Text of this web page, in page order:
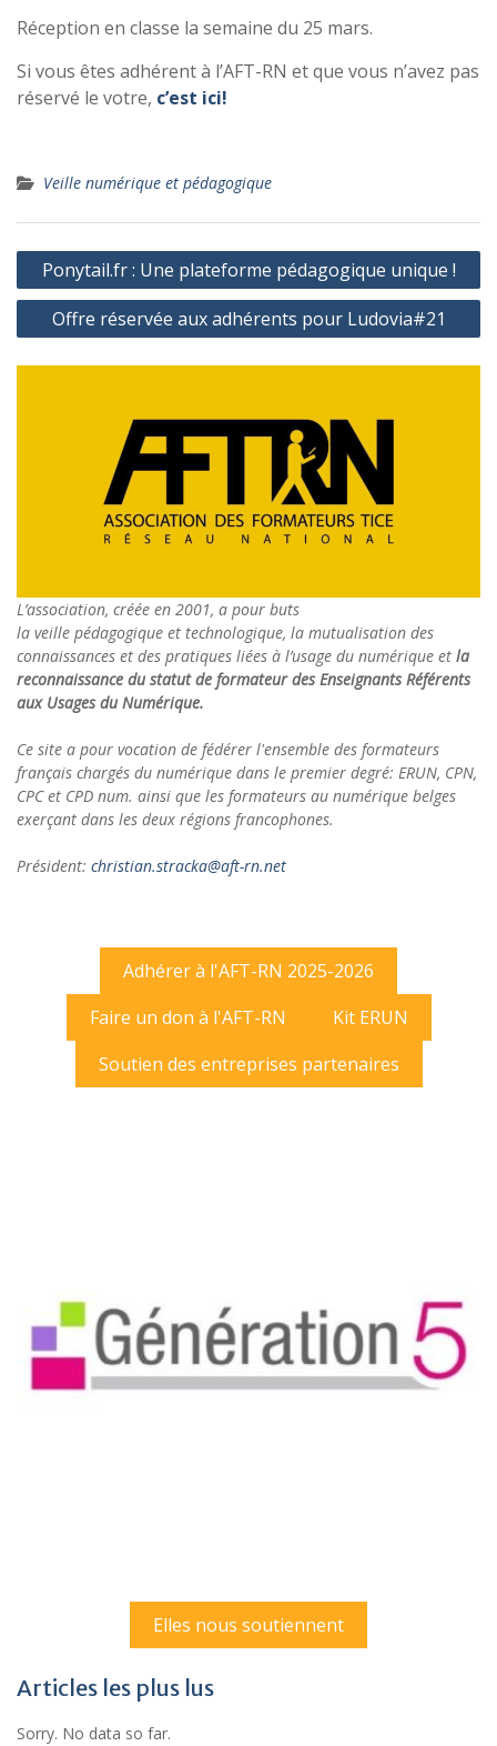
Réception en classe la semaine du 25 mars.
Si vous êtes adhérent à l’AFT-RN et que vous n’avez pas
réservé le votre, c’est ici!
Veille numérique et pédagogique
Navigation
de
l’article
Ponytail.fr : Une plateforme pédagogique unique !
Offre réservée aux adhérents pour Ludovia#21
L’association, créée en 2001, a pour buts
la veille pédagogique et technologique, la mutualisation des
connaissances et des pratiques liées à l’usage du numérique et la
reconnaissance du statut de formateur des Enseignants Référents
aux Usages du Numérique.
Ce site a pour vocation de fédérer l'ensemble des formateurs
français chargés du numérique dans le premier degré: ERUN, CPN,
CPC et CPD num. ainsi que les formateurs au numérique belges
exerçant dans les deux régions francophones.
Président: christian.stracka@aft-rn.net
Adhérer à l'AFT-RN 2025-2026
Faire un don à l'AFT-RN
Kit ERUN
Soutien des entreprises partenaires
Elles nous soutiennent
Articles les plus lus
Sorry. No data so far.